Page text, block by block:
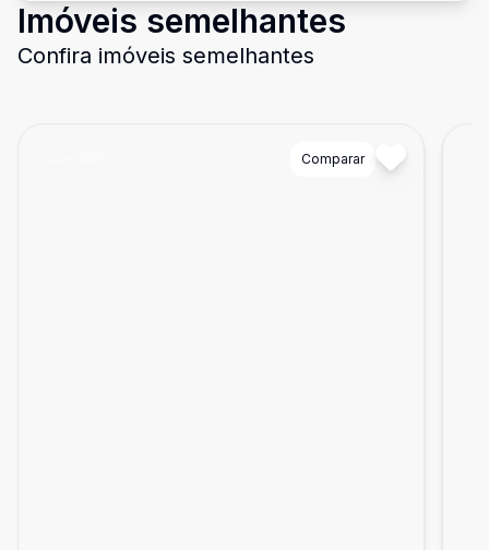
Imóveis semelhantes
Confira imóveis semelhantes
Comparar